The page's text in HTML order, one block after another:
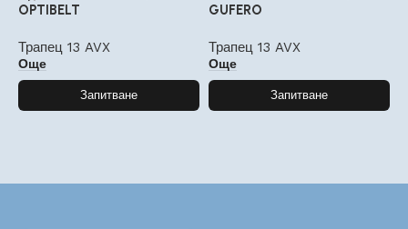
OPTIBELT
Трапец 13 AVX
Още
Запитване
GUFERO
Трапец 13 AVX
Още
Запитване